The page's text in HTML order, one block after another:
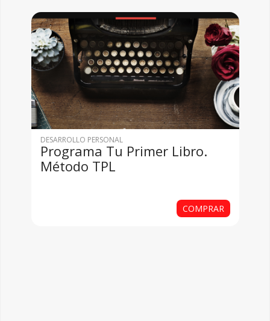
DESARROLLO PERSONAL
Programa Tu Primer Libro.
Método TPL
COMPRAR